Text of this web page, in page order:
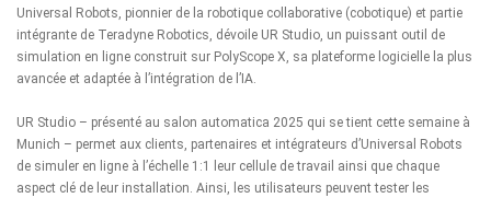
Universal Robots, pionnier de la robotique collaborative (cobotique) et partie
intégrante de Teradyne Robotics, dévoile UR Studio, un puissant outil de
simulation en ligne construit sur PolyScope X, sa plateforme logicielle la plus
avancée et adaptée à l’intégration de l’IA.
UR Studio – présenté au salon automatica 2025 qui se tient cette semaine à
Munich – permet aux clients, partenaires et intégrateurs d’Universal Robots
de simuler en ligne à l’échelle 1:1 leur cellule de travail ainsi que chaque
aspect clé de leur installation. Ainsi, les utilisateurs peuvent tester les